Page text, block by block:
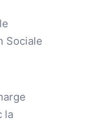
Sociale
la